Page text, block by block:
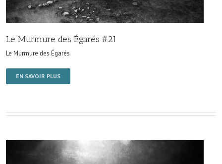
Le Murmure des Égarés #21
Le Murmure des Égarés
EN SAVOIR PLUS